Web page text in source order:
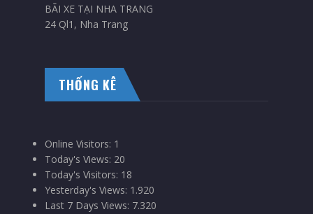
BÃI XE TẠI NHA TRANG
24 Ql1, Nha Trang
THỐNG KÊ
Online Visitors: 1
Today's Views: 20
Today's Visitors: 18
Yesterday's Views: 1.920
Last 7 Days Views: 7.320